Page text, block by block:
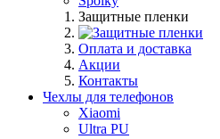
Защитные пленки
Оплата и доставка
Акции
Контакты
Чехлы для телефонов
Xiaomi
Ultra PU